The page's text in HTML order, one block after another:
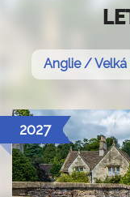
Anglie / Velká
2027